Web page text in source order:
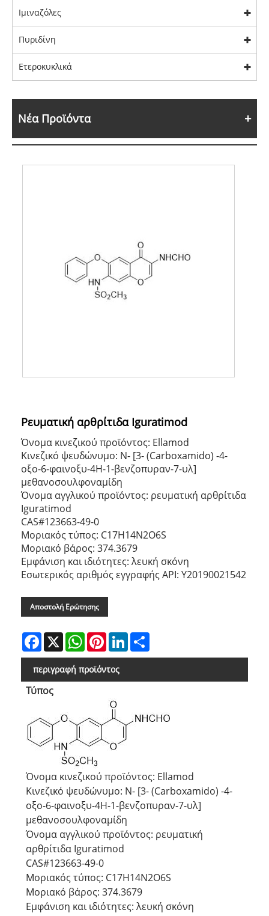
Ιμιναζόλες
Πυριδίνη
Ετεροκυκλικά
Νέα Προϊόντα
Ρευματική αρθρίτιδα Iguratimod
Όνομα κινεζικού προϊόντος: Ellamod
Κινεζικό ψευδώνυμο: Ν- [3- (Carboxamido) -4-
οξο-6-φαινοξυ-4Η-1-βενζοπυραν-7-υλ]
μεθανοσουλφοναμίδη
Όνομα αγγλικού προϊόντος: ρευματική αρθρίτιδα
Iguratimod
CAS#123663-49-0
Μοριακός τύπος: C17H14N2O6S
Μοριακό βάρος: 374.3679
Εμφάνιση και ιδιότητες: λευκή σκόνη
Εσωτερικός αριθμός εγγραφής API: Y20190021542
Αποστολή Ερώτησης
Facebook
X WhatsAppPinterestLinkedIn
περιγραφή προϊόντος
Τύπος
Όνομα κινεζικού προϊόντος: Ellamod
Κινεζικό ψευδώνυμο: Ν- [3- (Carboxamido) -4-
οξο-6-φαινοξυ-4Η-1-βενζοπυραν-7-υλ]
μεθανοσουλφοναμίδη
Όνομα αγγλικού προϊόντος: ρευματική
αρθρίτιδα Iguratimod
CAS#123663-49-0
Μοριακός τύπος: C17H14N2O6S
Μοριακό βάρος: 374.3679
Εμφάνιση και ιδιότητες: λευκή σκόνη